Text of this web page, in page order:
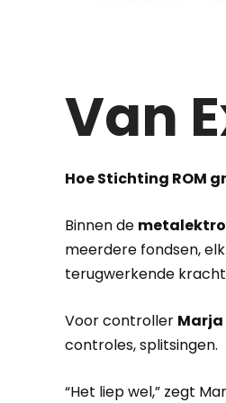
Van
Hoe Stichting ROM
Binnen de
meerdere fondsen,
terugwerkende
Voor controller Marja
controles, splitsingen.
“Het liep wel,” zegt